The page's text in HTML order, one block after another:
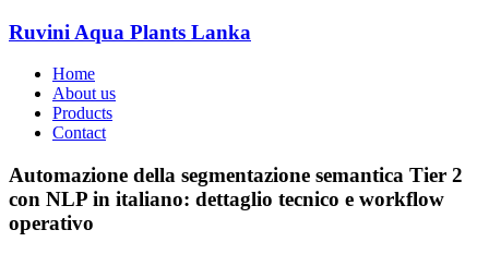
Ruvini Aqua Plants Lanka
Home
About us
Products
Contact
Automazione della segmentazione semantica Tier 2
con NLP in italiano: dettaglio tecnico e workflow
operativo